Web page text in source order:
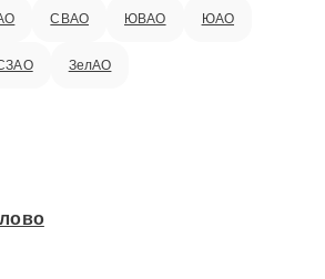
СВАО ЮВАО ЮАО
ЗелАО